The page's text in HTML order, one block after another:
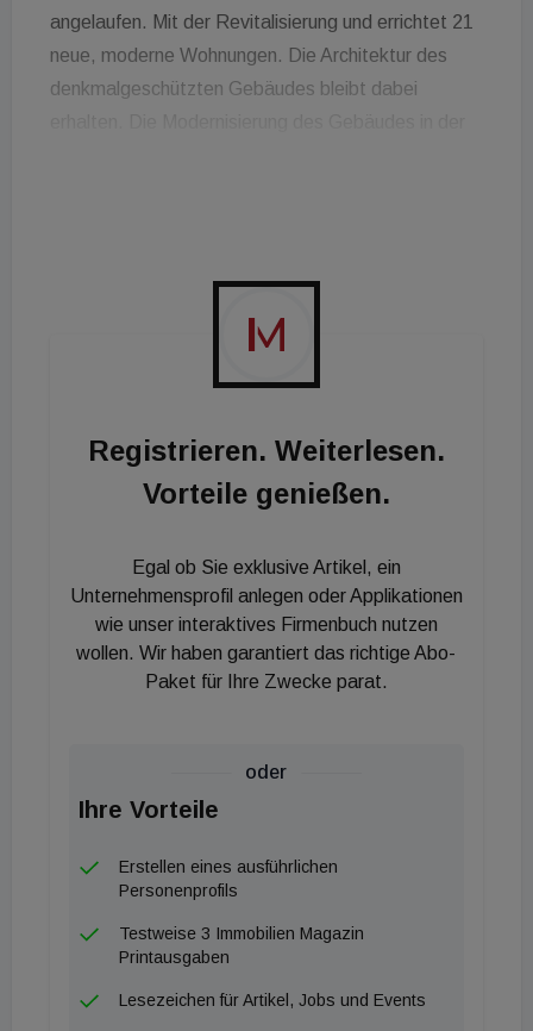
angelaufen. Mit der Revitalisierung und errichtet 21
neue, moderne Wohnungen. Die Architektur des
denkmalgeschützten Gebäudes bleibt dabei
aus Wohneigentum und Angeboten im Kultur-
beispielsweise mit Kultur- und Bildungseinrichtungen
- und im Arbeitsbereich, also Kreativeinrichtung,
Start-ups oder Investoren, vorsieht. Auch der ORF
Sendesaal und Hörspielstudios weiter an Bord
bleiben. Das Funkhaus in der Argentinierstraße ist
Jahren 1935 bis 1939 unter Einbeziehung von
älterer Bausubstanz nach den Plänen von Hermann
Aichinger, Clemens Holzmeister und Heinrich
Schmid errichtet und zählt zu den architektonisch
bedeutendsten Profanbauten der Republik. 1979
Registrieren. Weiterlesen.
Vorteile genießen.
Egal ob Sie exklusive Artikel, ein
Unternehmensprofil anlegen oder Applikationen
wie unser interaktives Firmenbuch nutzen
wollen. Wir haben garantiert das richtige Abo-
Paket für Ihre Zwecke parat.
oder
Ihre Vorteile
Erstellen eines ausführlichen
Personenprofils
Testweise 3 Immobilien Magazin
Printausgaben
Lesezeichen für Artikel, Jobs und Events